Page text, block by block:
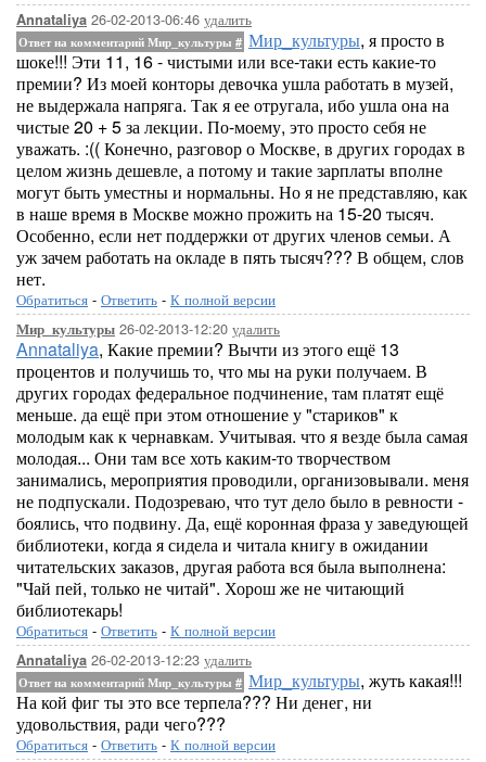
Annataliya 26-02-2013-06:46 удалить
Ответ на комментарий Мир_культуры # Мир_культуры, я просто в
шоке!!! Эти 11, 16 - чистыми или все-таки есть какие-то
премии? Из моей конторы девочка ушла работать в музей,
не выдержала напряга. Так я ее отругала, ибо ушла она на
чистые 20 + 5 за лекции. По-моему, это просто себя не
уважать. :(( Конечно, разговор о Москве, в других городах в
целом жизнь дешевле, а потому и такие зарплаты вполне
могут быть уместны и нормальны. Но я не представляю, как
в наше время в Москве можно прожить на 15-20 тысяч.
Особенно, если нет поддержки от других членов семьи. А
уж зачем работать на окладе в пять тысяч??? В общем, слов
нет.
Обратиться - Ответить - К полной версии
Мир_культуры 26-02-2013-12:20 удалить
Annataliya, Какие премии? Вычти из этого ещё 13
процентов и получишь то, что мы на руки получаем. В
других городах федеральное подчинение, там платят ещё
меньше. да ещё при этом отношение у "стариков" к
молодым как к чернавкам. Учитывая. что я везде была самая
молодая... Они там все хоть каким-то творчеством
занимались, мероприятия проводили, организовывали. меня
не подпускали. Подозреваю, что тут дело было в ревности -
боялись, что подвину. Да, ещё коронная фраза у заведующей
библиотеки, когда я сидела и читала книгу в ожидании
читательских заказов, другая работа вся была выполнена:
"Чай пей, только не читай". Хорош же не читающий
библиотекарь!
Обратиться - Ответить - К полной версии
Annataliya 26-02-2013-12:23 удалить
Ответ на комментарий Мир_культуры # Мир_культуры, жуть какая!!!
На кой фиг ты это все терпела??? Ни денег, ни
удовольствия, ради чего???
Обратиться - Ответить - К полной версии